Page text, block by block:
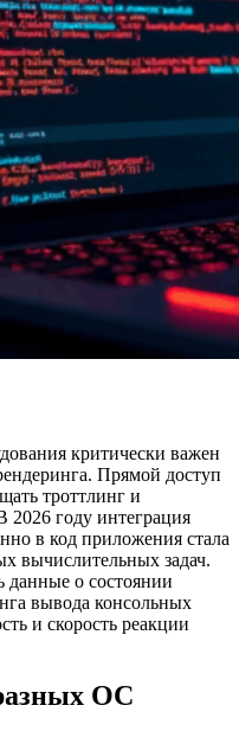
критически важен
Прямой доступ
троттлинг и
2026 году интеграция
в код приложения стала
вычислительных задач.
о состоянии
вывода консольных
и скорость реакции
ОС